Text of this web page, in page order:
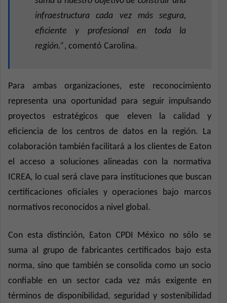
infraestructura cada vez más segura,
eficiente y profesional en toda la
región.”, comentó Carolina.
Para ambas organizaciones, este reconocimiento
representa una oportunidad para seguir impulsando
proyectos estratégicos que eleven la calidad y
eficiencia de los centros de datos en la región. La
colaboración también facilitará a los clientes de Eaton
el acceso a soluciones alineadas con la normativa
ICREA, lo cual será clave para instituciones que buscan
certificaciones oficiales y operaciones bajo marcos
normativos reconocidos a nivel global.
Con esta distinción, Eaton CPDI México no sólo se
suma al grupo de fabricantes certificados bajo esta
norma, sino que también se consolida como un socio
confiable en un sector cada vez más exigente en
términos de disponibilidad, seguridad y sostenibilidad